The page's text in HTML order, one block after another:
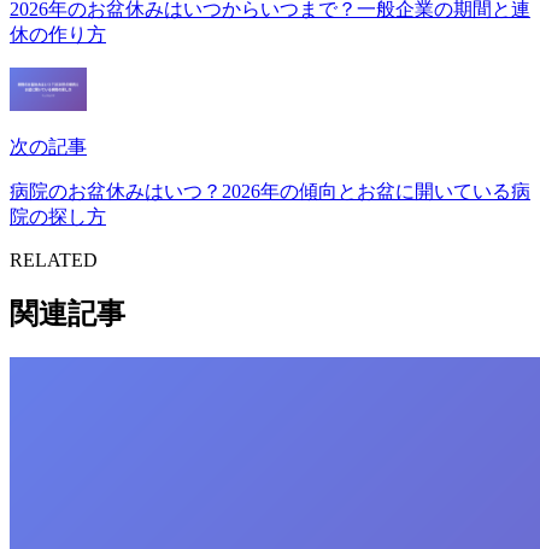
2026年のお盆休みはいつからいつまで？一般企業の期間と連
休の作り方
次の記事
病院のお盆休みはいつ？2026年の傾向とお盆に開いている病
院の探し方
RELATED
関連記事